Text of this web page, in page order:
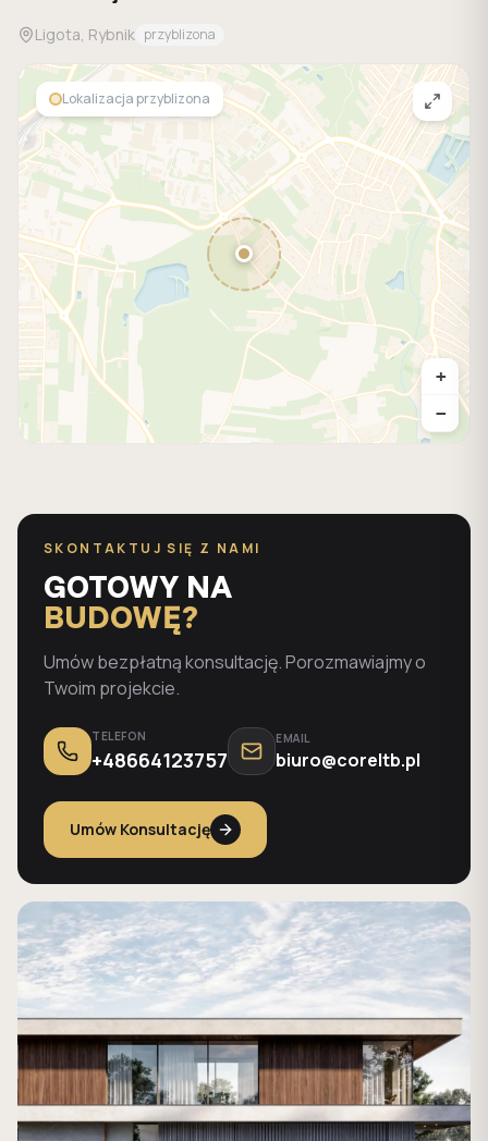
Ligota, Rybnik przyblizona
+
−
Lokalizacja przyblizona
SKONTAKTUJ SIĘ Z NAMI
GOTOWY NA
BUDOWĘ?
Umów bezpłatną konsultację. Porozmawiajmy o
Twoim projekcie.
TELEFON
+48664123757
EMAIL
biuro@coreltb.pl
Umów Konsultację